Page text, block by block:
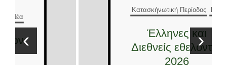
Κατασκήνωτική Περίοδος Νέα
Διεθνείς εθελοντές
‹ ›